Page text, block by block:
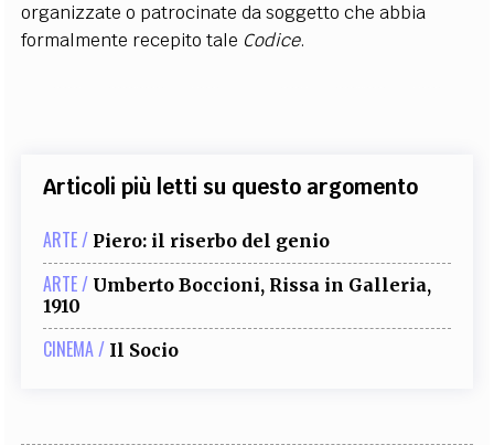
organizzate o patrocinate da soggetto che abbia
formalmente recepito tale Codice.
Articoli più letti su questo argomento
ARTE / Piero: il riserbo del genio
ARTE / Umberto Boccioni, Rissa in Galleria,
1910
CINEMA / Il Socio